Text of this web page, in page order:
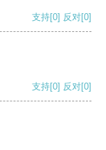
支持[0] 反对[0]
支持[0] 反对[0]